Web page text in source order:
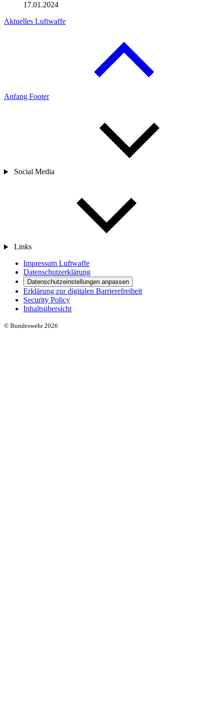
17.01.2024
Aktuelles Luftwaffe
Anfang Footer
Social Media
Links
Impressum Luftwaffe
Datenschutzerklärung
Datenschutzeinstellungen anpassen
Erklärung zur digitalen Barrierefreiheit
Security Policy
Inhaltsübersicht
© Bundeswehr 2026